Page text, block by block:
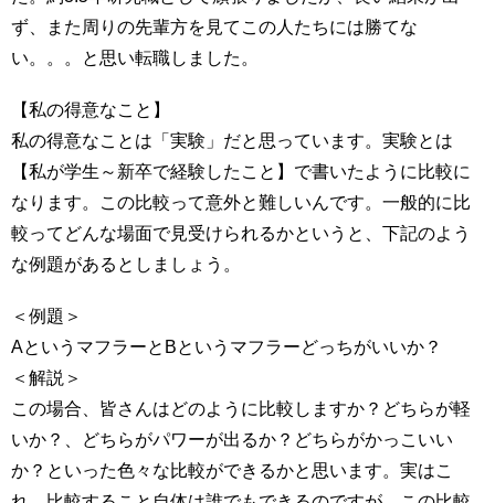
ず、また周りの先輩方を見てこの人たちには勝てな
い。。。と思い転職しました。
【私の得意なこと】
私の得意なことは「実験」だと思っています。実験とは
【私が学生～新卒で経験したこと】で書いたように比較に
なります。この比較って意外と難しいんです。一般的に比
較ってどんな場面で見受けられるかというと、下記のよう
な例題があるとしましょう。
＜例題＞
AというマフラーとBというマフラーどっちがいいか？
＜解説＞
この場合、皆さんはどのように比較しますか？どちらが軽
いか？、どちらがパワーが出るか？どちらがかっこいい
か？といった色々な比較ができるかと思います。実はこ